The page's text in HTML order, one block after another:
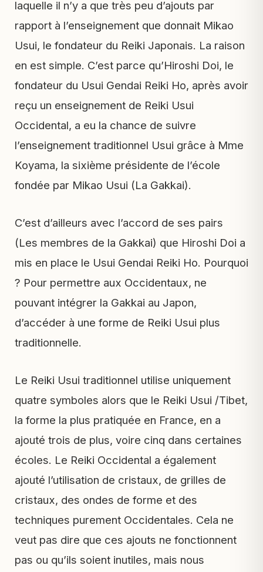
laquelle il n’y a que très peu d’ajouts par
rapport à l’enseignement que donnait Mikao
Usui, le fondateur du Reiki Japonais. La raison
en est simple. C’est parce qu’Hiroshi Doi, le
fondateur du Usui Gendai Reiki Ho, après avoir
reçu un enseignement de Reiki Usui
Occidental, a eu la chance de suivre
l’enseignement traditionnel Usui grâce à Mme
Koyama, la sixième présidente de l’école
fondée par Mikao Usui (La Gakkai).
C’est d’ailleurs avec l’accord de ses pairs
(Les membres de la Gakkai) que Hiroshi Doi a
mis en place le Usui Gendai Reiki Ho. Pourquoi
? Pour permettre aux Occidentaux, ne
pouvant intégrer la Gakkai au Japon,
d’accéder à une forme de Reiki Usui plus
traditionnelle.
Le Reiki Usui traditionnel utilise uniquement
quatre symboles alors que le Reiki Usui /Tibet,
la forme la plus pratiquée en France, en a
ajouté trois de plus, voire cinq dans certaines
écoles. Le Reiki Occidental a également
ajouté l’utilisation de cristaux, de grilles de
cristaux, des ondes de forme et des
techniques purement Occidentales. Cela ne
veut pas dire que ces ajouts ne fonctionnent
pas ou qu’ils soient inutiles, mais nous